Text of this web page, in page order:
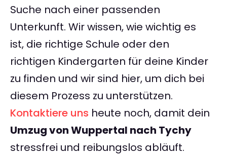
Suche nach einer passenden
Unterkunft. Wir wissen, wie wichtig es
ist, die richtige Schule oder den
richtigen Kindergarten für deine Kinder
zu finden und wir sind hier, um dich bei
diesem Prozess zu unterstützen.
Kontaktiere uns heute noch, damit dein
Umzug von Wuppertal nach Tychy
stressfrei und reibungslos abläuft.